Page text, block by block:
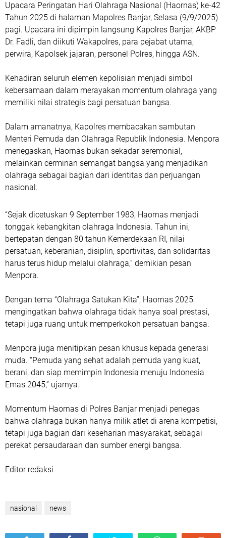
Upacara Peringatan Hari Olahraga Nasional (Haornas) ke-42
Tahun 2025 di halaman Mapolres Banjar, Selasa (9/9/2025)
pagi. Upacara ini dipimpin langsung Kapolres Banjar, AKBP
Dr. Fadli, dan diikuti Wakapolres, para pejabat utama,
perwira, Kapolsek jajaran, personel Polres, hingga ASN.
Kehadiran seluruh elemen kepolisian menjadi simbol
kebersamaan dalam merayakan momentum olahraga yang
memiliki nilai strategis bagi persatuan bangsa.
Dalam amanatnya, Kapolres membacakan sambutan
Menteri Pemuda dan Olahraga Republik Indonesia. Menpora
menegaskan, Haornas bukan sekadar seremonial,
melainkan cerminan semangat bangsa yang menjadikan
olahraga sebagai bagian dari identitas dan perjuangan
nasional.
“Sejak dicetuskan 9 September 1983, Haornas menjadi
tonggak kebangkitan olahraga Indonesia. Tahun ini,
bertepatan dengan 80 tahun Kemerdekaan RI, nilai
persatuan, keberanian, disiplin, sportivitas, dan solidaritas
harus terus hidup melalui olahraga,” demikian pesan
Menpora.
Dengan tema “Olahraga Satukan Kita”, Haornas 2025
mengingatkan bahwa olahraga tidak hanya soal prestasi,
tetapi juga ruang untuk memperkokoh persatuan bangsa.
Menpora juga menitipkan pesan khusus kepada generasi
muda. “Pemuda yang sehat adalah pemuda yang kuat,
berani, dan siap memimpin Indonesia menuju Indonesia
Emas 2045,” ujarnya.
Momentum Haornas di Polres Banjar menjadi penegas
bahwa olahraga bukan hanya milik atlet di arena kompetisi,
tetapi juga bagian dari keseharian masyarakat, sebagai
perekat persaudaraan dan sumber energi bangsa.
Editor redaksi
nasional news